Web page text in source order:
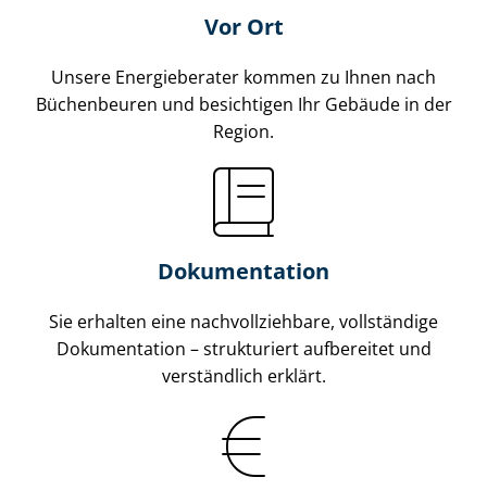
Vor Ort
Unsere Energieberater kommen zu Ihnen nach
Büchenbeuren und besichtigen Ihr Gebäude in der
Region.
Dokumentation
Sie erhalten eine nach­voll­zieh­ba­re, vollständige
Dokumentation – strukturiert aufbereitet und
verständlich erklärt.